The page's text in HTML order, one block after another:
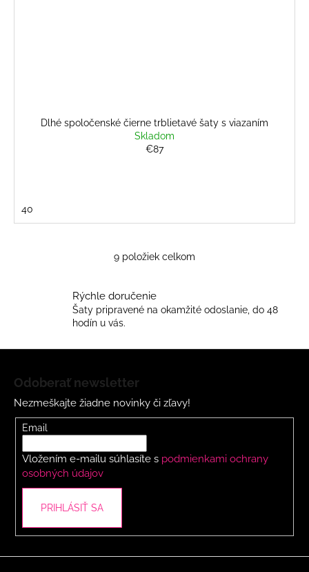
Dlhé spoločenské čierne trblietavé šaty s viazaním
Skladom
€87
40
O
l
á
c
p
r
y
s
u
9 položiek celkom
Rýchle doručenie
Šaty pripravené na okamžité odoslanie, do 48
hodín u vás.
Odoberať newsletter
Nezmeškajte žiadne novinky či zľavy!
Email
Vložením e-mailu súhlasíte s podmienkami ochrany
osobných údajov
PRIHLÁSIŤ SA